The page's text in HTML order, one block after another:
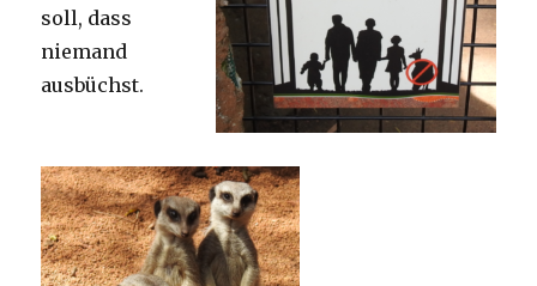
soll, dass
niemand
ausbüchst.